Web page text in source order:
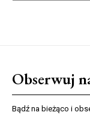
Obserwuj
Bądź na bieżąco i